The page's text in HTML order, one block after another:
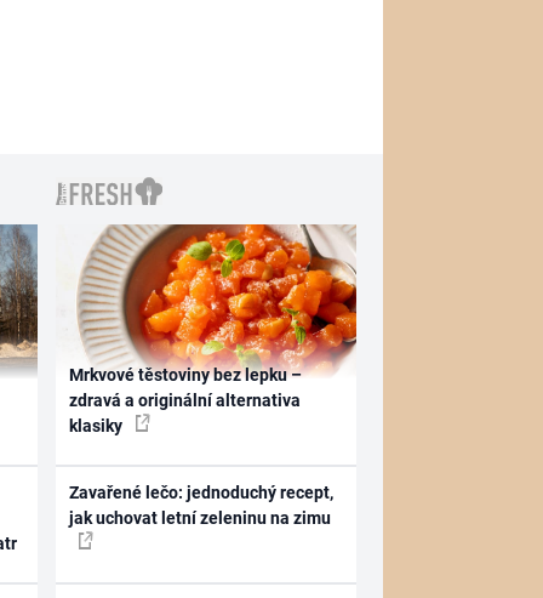
Mrkvové těstoviny bez lepku –
zdravá a originální alternativa
klasiky
Zavařené lečo: jednoduchý recept,
jak uchovat letní zeleninu na zimu